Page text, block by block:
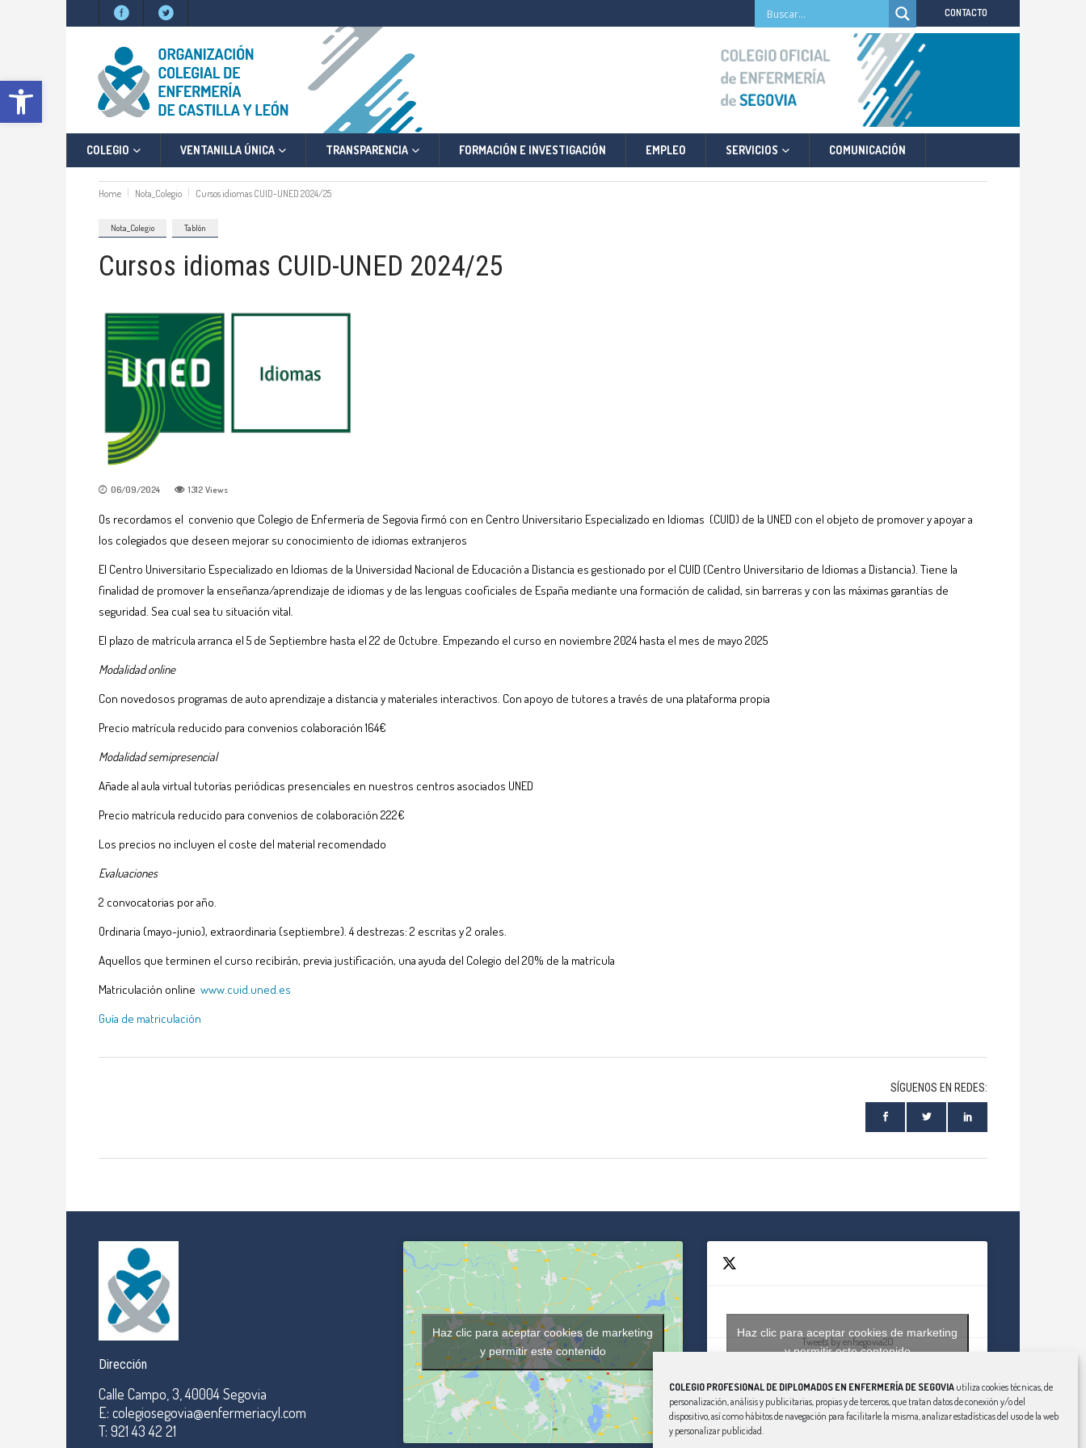
Abrir barra de herramientas
COLEGIO PROFESIONAL DE DIPLOMADOS EN ENFERMERÍA DE SEGOVIA utiliza cookies técnicas, de
personalización, análisis y publicitarias, propias y de terceros, que tratan datos de conexión y/o del
dispositivo, así como hábitos de navegación para facilitarle la misma, analizar estadísticas del uso de la web
y personalizar publicidad.
CONTACTO
COLEGIO VENTANILLA ÚNICA TRANSPARENCIA FORMACIÓN E INVESTIGACIÓN EMPLEO SERVICIOS COMUNICACIÓN
Home Nota_Colegio Cursos idiomas CUID-UNED 2024/25
Nota_Colegio Tablón
Cursos idiomas CUID-UNED 2024/25
06/09/2024 1312 Views
Os recordamos el convenio que Colegio de Enfermería de Segovia firmó con en Centro Universitario Especializado en Idiomas (CUID) de la UNED con el objeto de promover y apoyar a
los colegiados que deseen mejorar su conocimiento de idiomas extranjeros
El Centro Universitario Especializado en Idiomas de la Universidad Nacional de Educación a Distancia es gestionado por el CUID (Centro Universitario de Idiomas a Distancia). Tiene la
finalidad de promover la enseñanza/aprendizaje de idiomas y de las lenguas cooficiales de España mediante una formación de calidad, sin barreras y con las máximas garantías de
seguridad. Sea cual sea tu situación vital.
El plazo de matrícula arranca el 5 de Septiembre hasta el 22 de Octubre. Empezando el curso en noviembre 2024 hasta el mes de mayo 2025
Modalidad online
Con novedosos programas de auto aprendizaje a distancia y materiales interactivos. Con apoyo de tutores a través de una plataforma propia
Precio matrícula reducido para convenios colaboración 164€
Modalidad semipresencial
Añade al aula virtual tutorías periódicas presenciales en nuestros centros asociados UNED
Precio matrícula reducido para convenios de colaboración 222€
Los precios no incluyen el coste del material recomendado
Evaluaciones
2 convocatorias por año.
Ordinaria (mayo-junio), extraordinaria (septiembre). 4 destrezas: 2 escritas y 2 orales.
Aquellos que terminen el curso recibirán, previa justificación, una ayuda del Colegio del 20% de la matrícula
Matriculación online www.cuid.uned.es
Guía de matriculación
SÍGUENOS EN REDES:
Dirección
Calle Campo, 3, 40004 Segovia
E: colegiosegovia@enfermeriacyl.com
T: 921 43 42 21
Haz clic para aceptar cookies de marketing
y permitir este contenido
Tweets by enfsegovia20
Haz clic para aceptar cookies de marketing
y permitir este contenido